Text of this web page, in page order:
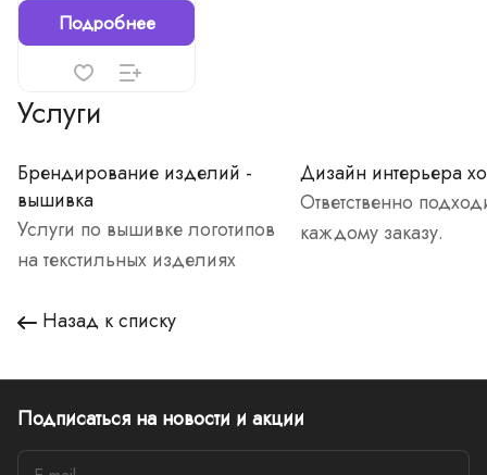
Подробнее
Услуги
Брендирование изделий -
вышивка
Услуги по вышивке логотипов
на текстильных изделиях
Дизайн интерьера
Ответственно
каждому заказу.
Назад к списку
Подписаться на новости и акции